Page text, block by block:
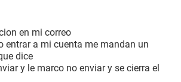
en mi correo
entrar a mi cuenta me mandan un
dice
y le marco no enviar y se cierra el